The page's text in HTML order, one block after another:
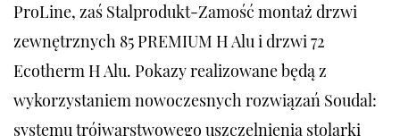
ProLine, zaś Stalprodukt-Zamość montaż drzwi
zewnętrznych 85 PREMIUM H Alu i drzwi 72
Ecotherm H Alu. Pokazy realizowane będą z
wykorzystaniem nowoczesnych rozwiązań Soudal:
systemu trójwarstwowego uszczelnienia stolarki